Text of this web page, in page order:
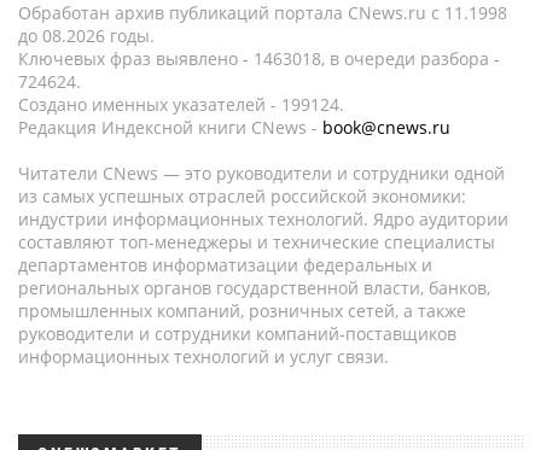
Обработан архив публикаций портала CNews.ru c 11.1998
до 08.2026 годы.
Ключевых фраз выявлено - 1463018, в очереди разбора -
724624.
Создано именных указателей - 199124.
Редакция Индексной книги CNews - book@cnews.ru
Читатели CNews — это руководители и сотрудники одной
из самых успешных отраслей российской экономики:
индустрии информационных технологий. Ядро аудитории
составляют топ-менеджеры и технические специалисты
департаментов информатизации федеральных и
региональных органов государственной власти, банков,
промышленных компаний, розничных сетей, а также
руководители и сотрудники компаний-поставщиков
информационных технологий и услуг связи.